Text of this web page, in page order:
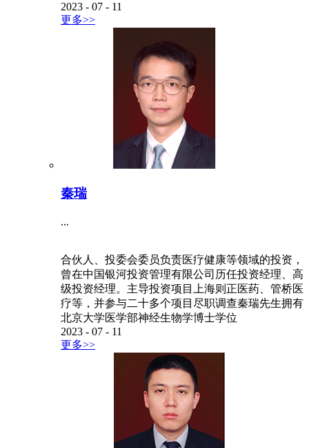
2023 - 07 - 11
更多>>
秦瑞
...
合伙人、投委会委员负责医疗健康等领域的投资，
曾在中国银河投资管理有限公司历任投资经理、高
级投资经理。主导投资项目上海则正医药、管桥医
疗等，并参与二十多个项目尽职调查秦瑞先生拥有
北京大学医学部神经生物学博士学位
2023 - 07 - 11
更多>>